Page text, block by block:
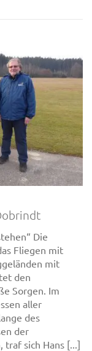
Die
Fliegen mit
mit
den
Sorgen. Im
aller
des
der
traf sich Hans [...]